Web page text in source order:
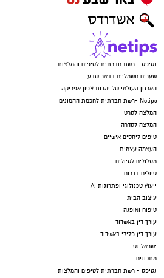
נטיפס - רשת חברתית לטיפים והמלצות
שערים חשמליים בבאר שבע
הארגון העולמי של יהדות צפון אפריקה
Netips -רשת חברתית לחכמת ההמונים
המלצה לסרט
המלצה לסדרה
טיפים ליחסים אישיים
העצמה עצמית
מסלולים לטיולים
טיולים בדרום
ייעוץ טכנולוגי ופתרונות AI
עיצוב הבית
טיפוח ואופנה
עורך דין באשדוד
עורך דין פלילי באשדוד
ישראל נט
מתכונים
נטיפס - רשת חברתית לטיפים והמלצות